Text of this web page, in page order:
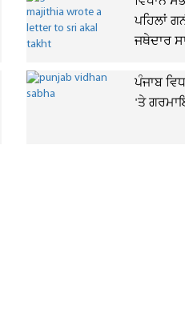
ਪਹਿਲਾਂ
ਜਥੇਦਾਰ
ਪੰਜਾਬ
'ਤੇ